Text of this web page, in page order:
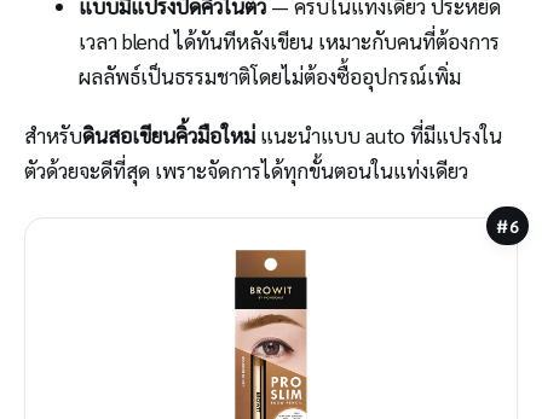
แบบมีแปรงปัดคิ้วในตัว— ครบในแท่งเดียว ประหยัด
เวลา blend ได้ทันทีหลังเขียน เหมาะกับคนที่ต้องการ
ผลลัพธ์เป็นธรรมชาติโดยไม่ต้องซื้ออุปกรณ์เพิ่ม
สำหรับดินสอเขียนคิ้วมือใหม่ แนะนำแบบ auto ที่มีแปรงใน
ตัวด้วยจะดีที่สุด เพราะจัดการได้ทุกขั้นตอนในแท่งเดียว
#6